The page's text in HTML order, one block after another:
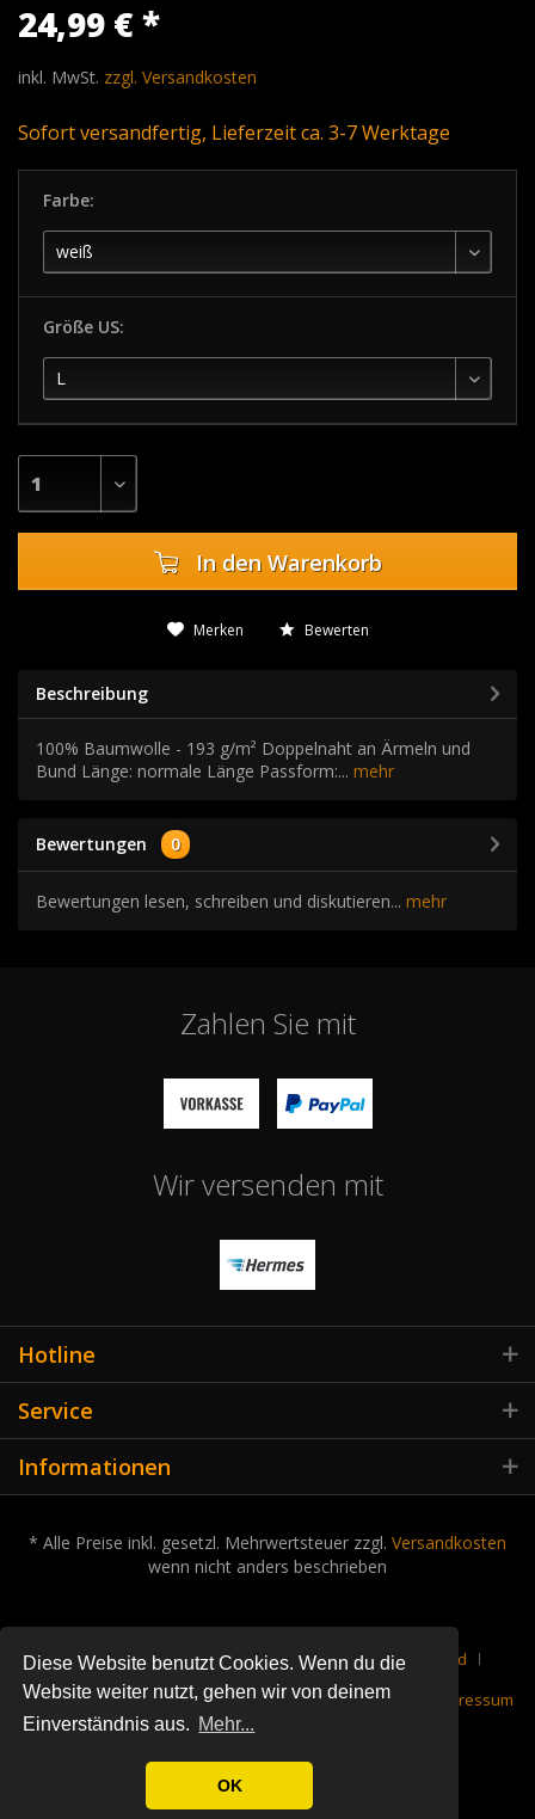
Diese Website benutzt Cookies. Wenn du die
Website weiter nutzt, gehen wir von deinem
Einverständnis aus. Mehr...
OK
24,99 € *
inkl. MwSt. zzgl. Versandkosten
Sofort versandfertig, Lieferzeit ca. 3-7 Werktage
Farbe:
Größe US:
In den Warenkorb
Merken Bewerten
Beschreibung
100% Baumwolle - 193 g/m² Doppelnaht an Ärmeln und
Bund Länge: normale Länge Passform:... mehr
Bewertungen 0
Bewertungen lesen, schreiben und diskutieren... mehr
Zahlen Sie mit
Wir versenden mit
Hotline
Service
Informationen
* Alle Preise inkl. gesetzl. Mehrwertsteuer zzgl. Versandkosten
wenn nicht anders beschrieben
Cookie-Einstellungen Über uns Kontakt
Versand
Rückgabe
Datenschutz Widerrufsrecht AGB Impressum